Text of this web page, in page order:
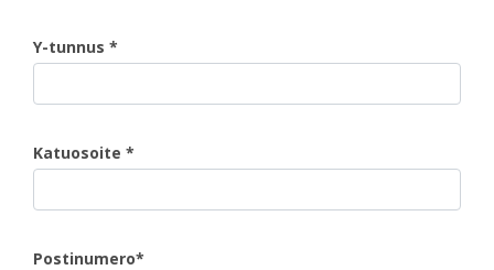
Y-tunnus *
Katuosoite *
Postinumero*